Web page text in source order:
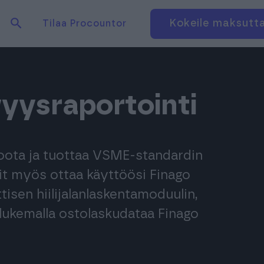
Tilaa Procountor Kokeile
ja tuottaa VSME-standardin
myös ottaa käyttöösi Finago
hiilijalanlaskentamoduulin,
ostolaskudataa Finago
Hae tuotteita verkkosivuilta
Kirjaudu